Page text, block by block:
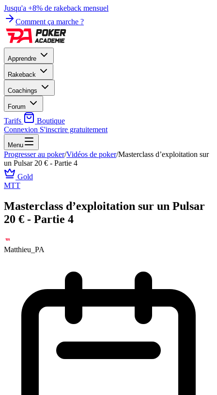
Jusqu'a +8% de rakeback mensuel
Comment ça marche ?
Apprendre
Rakeback
Coachings
Forum
Tarifs
Boutique
Connexion S'inscrire gratuitement
Menu
Progresser au poker/Vidéos de poker/Masterclass d’exploitation sur
un Pulsar 20 € - Partie 4
Gold
MTT
Masterclass d’exploitation sur un Pulsar
20 € - Partie 4
Matthieu_PA